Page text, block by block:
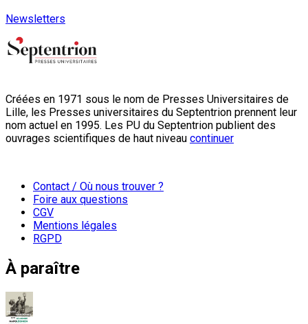
Newsletters
Créées en 1971 sous le nom de Presses Universitaires de
Lille, les Presses universitaires du Septentrion prennent leur
nom actuel en 1995. Les PU du Septentrion publient des
ouvrages scientifiques de haut niveau continuer
Contact / Où nous trouver ?
Foire aux questions
CGV
Mentions légales
RGPD
À paraître